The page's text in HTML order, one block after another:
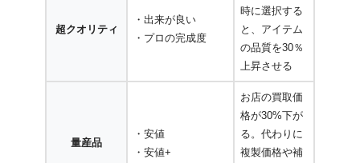
超クオリティ
・出来が良い
・プロの完成度
時に選択する
と、アイテム
の品質を30％
上昇させる
量産品
・安値
・安値+
お店の買取価
格が30%下が
る。代わりに
複製価格や補